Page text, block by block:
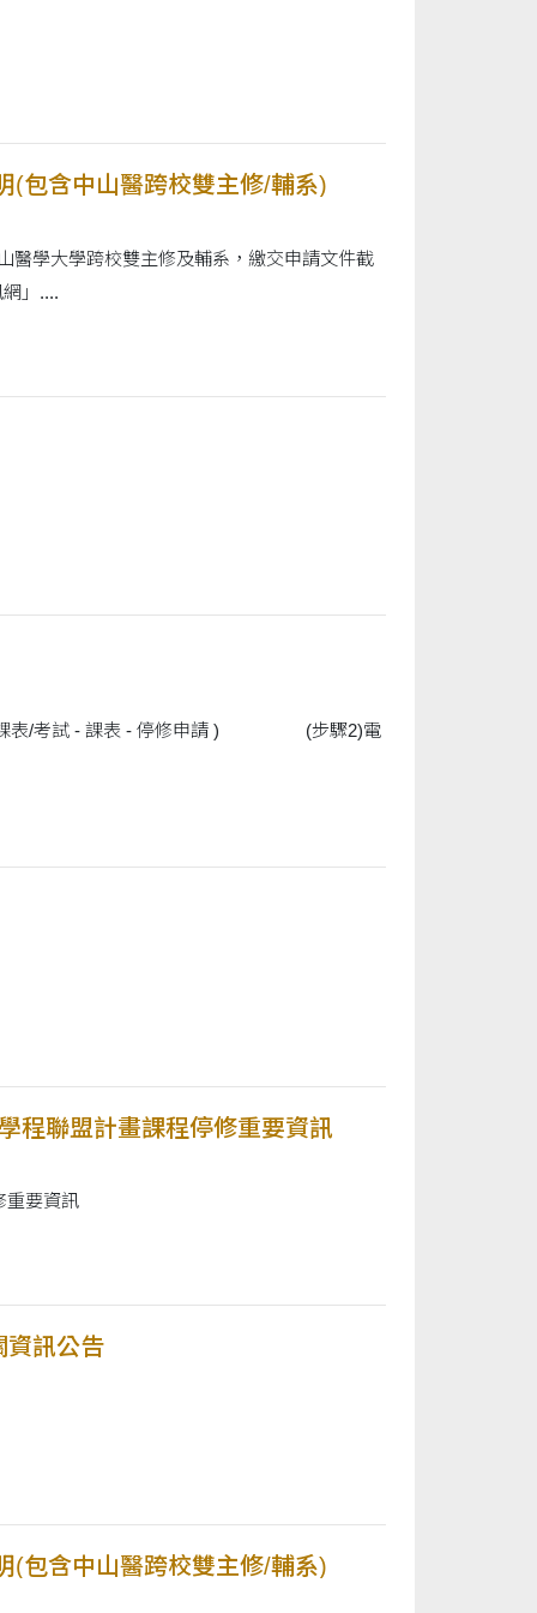
(包含中山醫跨校雙主修/輔系)
學大學跨校雙主修及輔系，繳交申請文件截
」....
- 課表 - 停修申請 ) (步驟2)電
程聯盟計畫課程停修重要資訊
重要資訊
資訊公告
(包含中山醫跨校雙主修/輔系)